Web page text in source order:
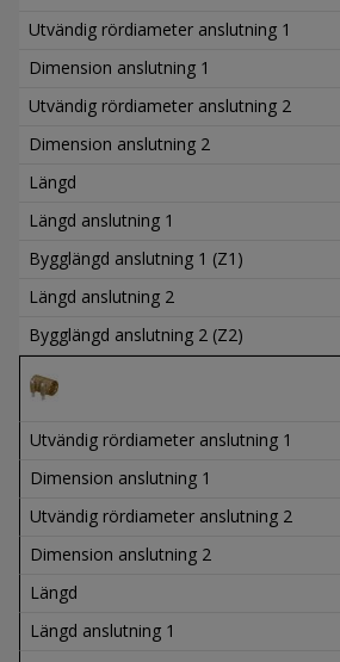
Utvändig rördiameter anslutning 1
Dimension anslutning 1
Utvändig rördiameter anslutning 2
Dimension anslutning 2
Längd
Längd anslutning 1
Bygglängd anslutning 1 (Z1)
Längd anslutning 2
Bygglängd anslutning 2 (Z2)
Utvändig rördiameter anslutning 1
Dimension anslutning 1
Utvändig rördiameter anslutning 2
Dimension anslutning 2
Längd
Längd anslutning 1